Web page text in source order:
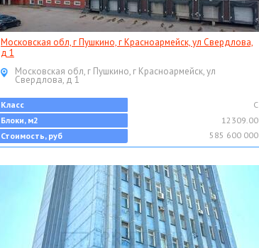
Московская обл, г Пушкино, г Красноармейск, ул Свердлова,
д 1
Московская обл, г Пушкино, г Красноармейск, ул
Свердлова, д 1
Класс
C
Блоки, м2
12309.00
Стоимость, руб
585 600 000